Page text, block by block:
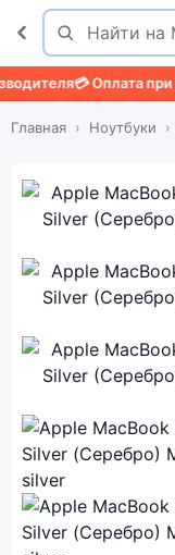
Поиск
Найти
Оплата при получении
Главная Ноутбуки